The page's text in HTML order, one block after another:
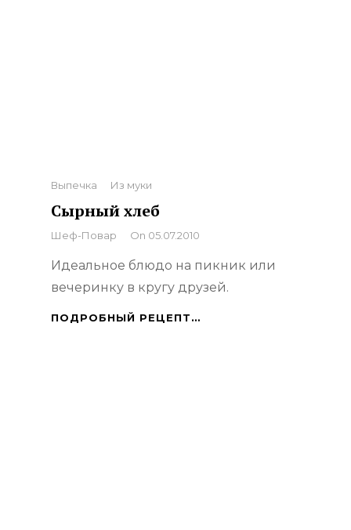
Categories
Выпечка Из муки
Сырный хлеб
By
Шеф-Повар On 05.07.2010
Идеальное блюдо на пикник или
вечеринку в кругу друзей.
ПОДРОБНЫЙ РЕЦЕПТ…